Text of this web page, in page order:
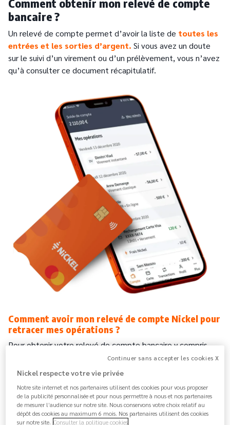
Comment obtenir mon relevé de compte
bancaire ?
Un relevé de compte permet d’avoir la liste de toutes les
entrées et les sorties d’argent. Si vous avez un doute
sur le suivi d’un virement ou d’un prélèvement, vous n’avez
qu’à consulter ce document récapitulatif.
Comment avoir mon relevé de compte Nickel pour
retracer mes opérations ?
Pour obtenir votre relevé de compte bancaire y compris
sous format téléchargeable, vous devez suivrequatre
étapes:
Connectez-vous à votre Application Nickel ou
Espace client web.
Continuer sans accepter les cookies X
Nickel respecte votre vie privée
Notre site internet et nos partenaires utilisent des cookies pour vous proposer
de la publicité personnalisée et pour nous permettre à nous et nos partenaires
de mesurer l’audience sur notre site. Nous conservons votre choix relatif au
dépôt des cookies au maximum 6 mois. Nos partenaires utilisent des cookies
sur notre site. Consulter la politique cookies